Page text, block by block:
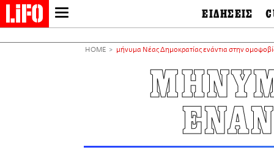
NEWSLETTER
ΜΙΚΡΟΠΡΑΓΜΑΤΑ
THE GOOD LIFO
LIFOLAND
ΑΜΠΑ
PRINT
ΕΙΔΗΣΕΙΣ
Διεθνή
Οικονομία
Πολιτισμός
Αθλητισμός
Περιβάλλον
TV & Media
Tech &
&
HOME μήνυμα Νέας Δημοκρατίας ενάντια στην